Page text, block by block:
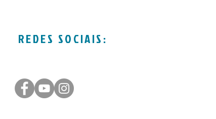
REDES SOCIAIS: